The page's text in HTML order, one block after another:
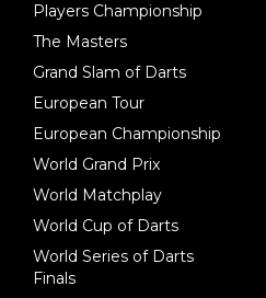
Players Championship
The Masters
Grand Slam of Darts
European Tour
European Championship
World Grand Prix
World Matchplay
World Cup of Darts
World Series of Darts
Finals